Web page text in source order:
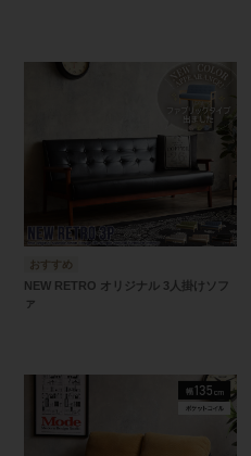
NEW RETRO オリジナル 3人掛けソフ
ァ